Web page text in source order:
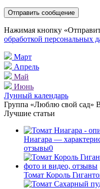
Нажимая кнопку
обработкой персональных
Март
Апрель
Май
Июнь
Лунный календарь
Группа «Люблю свой сад»
Лучшие статьи
Ниагара —
отзывы0
Томат Король